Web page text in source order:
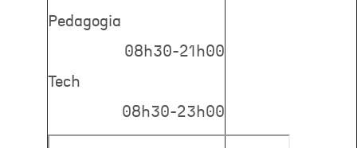
Pedagogia
08h30-21h00
Tech
08h30-23h00